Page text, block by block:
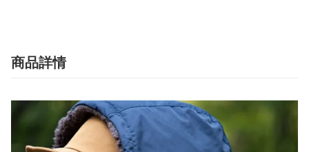
商品詳情